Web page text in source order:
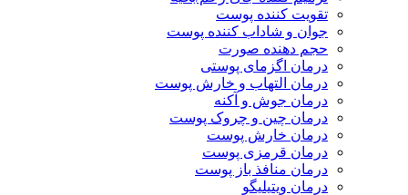
تقویت کننده پوست
جوان و شاداب کننده پوست
حجم دهنده صورت
درمان اگزمای پوستی
درمان التهاب و خارش پوست
درمان جوش و آکنه
درمان چین و چروک پوست
درمان خارش پوست
درمان قرمزی پوست
درمان منافذ باز پوست
درمان ویتیلیگو